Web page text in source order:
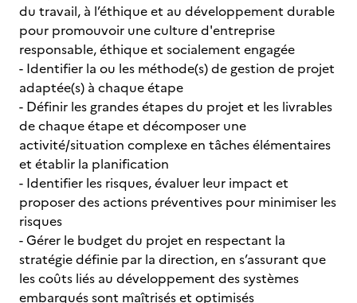
du travail, à l’éthique et au développement durable
pour promouvoir une culture d'entreprise
responsable, éthique et socialement engagée
- Identifier la ou les méthode(s) de gestion de projet
adaptée(s) à chaque étape
- Définir les grandes étapes du projet et les livrables
de chaque étape et décomposer une
activité/situation complexe en tâches élémentaires
et établir la planification
- Identifier les risques, évaluer leur impact et
proposer des actions préventives pour minimiser les
risques
- Gérer le budget du projet en respectant la
stratégie définie par la direction, en s’assurant que
les coûts liés au développement des systèmes
embarqués sont maîtrisés et optimisés